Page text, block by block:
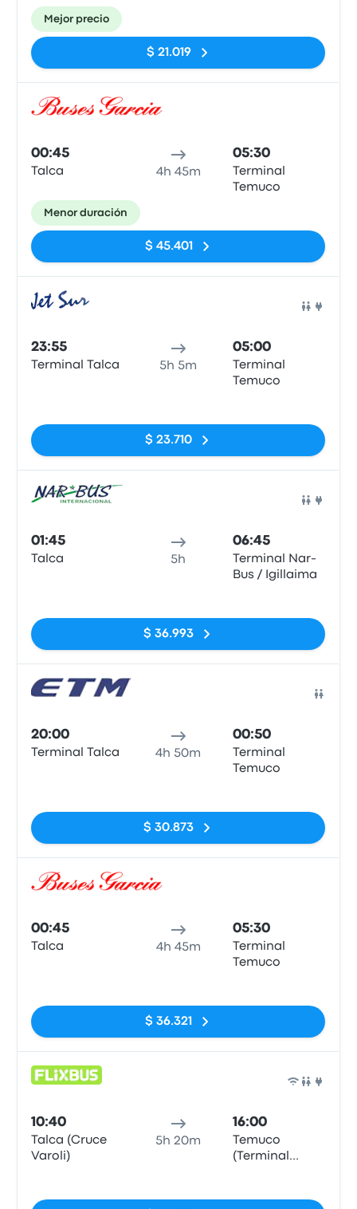
Mejor precio
$ 21.019
00:45
Talca 4h 45m
05:30
Terminal
Temuco
Menor duración
$ 45.401
23:55
Terminal Talca 5h 5m
05:00
Terminal
Temuco
$ 23.710
01:45
Talca 5h
06:45
Terminal Nar-
Bus / Igillaima
$ 36.993
20:00
Terminal Talca 4h 50m
00:50
Terminal
Temuco
$ 30.873
00:45
Talca 4h 45m
05:30
Terminal
Temuco
$ 36.321
10:40
Talca (Cruce
Varoli)
5h 20m
16:00
Temuco
(Terminal